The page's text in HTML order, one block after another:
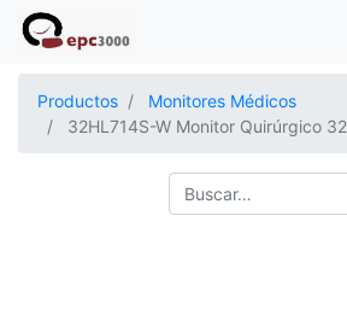
Productos
Monitores Médicos
32HL714S-W Monitor Quirúrgico